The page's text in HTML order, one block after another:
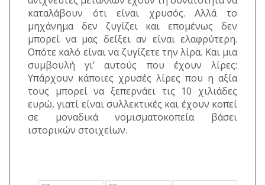
καταλάβουν ότι είναι χρυσός. Αλλά το
μηχάνημα δεν ζυγίζει και επομένως δεν
μπορεί να μας δείξει αν είναι ελαφρύτερη.
Οπότε καλό είναι να ζυγίζετε την λίρα. Και μια
συμβουλή γι’ αυτούς που έχουν λίρες:
Υπάρχουν κάποιες χρυσές λίρες που η αξία
τους μπορεί να ξεπερνάει τις 10 χιλιάδες
ευρώ, γιατί είναι συλλεκτικές και έχουν κοπεί
σε μοναδικά νομισματοκοπεία βάσει
ιστορικών στοιχείων.